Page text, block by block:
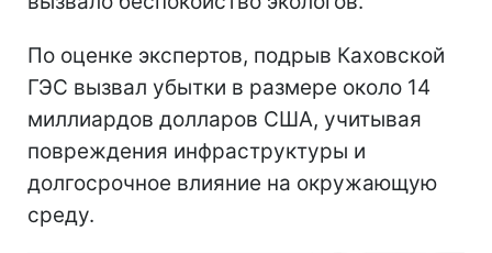
По оценке экспертов, подрыв Каховской
ГЭС вызвал убытки в размере около 14
миллиардов долларов США, учитывая
повреждения инфраструктуры и
долгосрочное влияние на окружающую
среду.